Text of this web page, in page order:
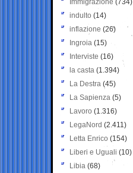
Immigrazione (734)
indulto (14)
inflazione (26)
Ingroia (15)
Interviste (16)
la casta (1.394)
La Destra (45)
La Sapienza (5)
Lavoro (1.316)
LegaNord (2.411)
Letta Enrico (154)
Liberi e Uguali (10)
Libia (68)